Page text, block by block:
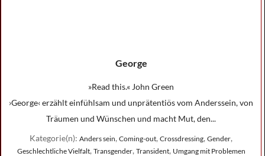
George
»Read this.« John Green
›George‹ erzählt einfühlsam und unprätentiös vom Anderssein, von
Träumen und Wünschen und macht Mut, den...
Kategorie(n): Anders sein, Coming-out, Crossdressing, Gender,
Geschlechtliche Vielfalt, Transgender, Transident, Umgang mit Problemen